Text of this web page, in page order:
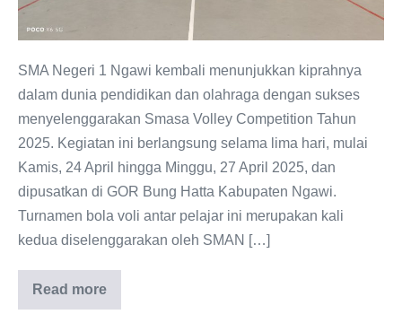
Competition
2025:
Ajang
Bergengsi
Bola
Voli
Pelajar
Se-
Karesidenan
Madiun
SMA Negeri 1 Ngawi kembali menunjukkan kiprahnya
dalam dunia pendidikan dan olahraga dengan sukses
menyelenggarakan Smasa Volley Competition Tahun
2025. Kegiatan ini berlangsung selama lima hari, mulai
Kamis, 24 April hingga Minggu, 27 April 2025, dan
dipusatkan di GOR Bung Hatta Kabupaten Ngawi.
Turnamen bola voli antar pelajar ini merupakan kali
kedua diselenggarakan oleh SMAN […]
Read more
SMAN
1